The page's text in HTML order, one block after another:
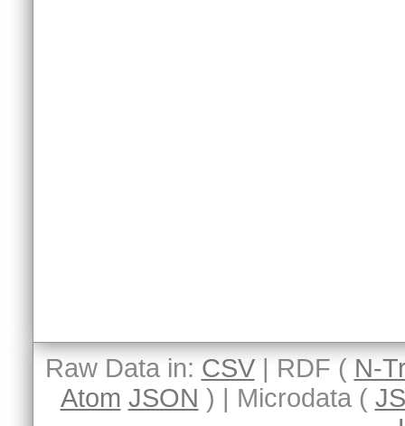
Raw Data in: CSV| RDF ( N-
Atom JSON ) | Microdata (